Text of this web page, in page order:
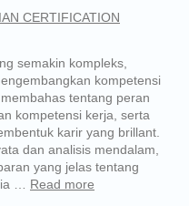
CERTIFICATION
semakin kompleks,
kompetensi
tentang peran
kompetensi kerja, serta
karir yang brillant.
dan analisis mendalam,
yang jelas tentang
… Read more